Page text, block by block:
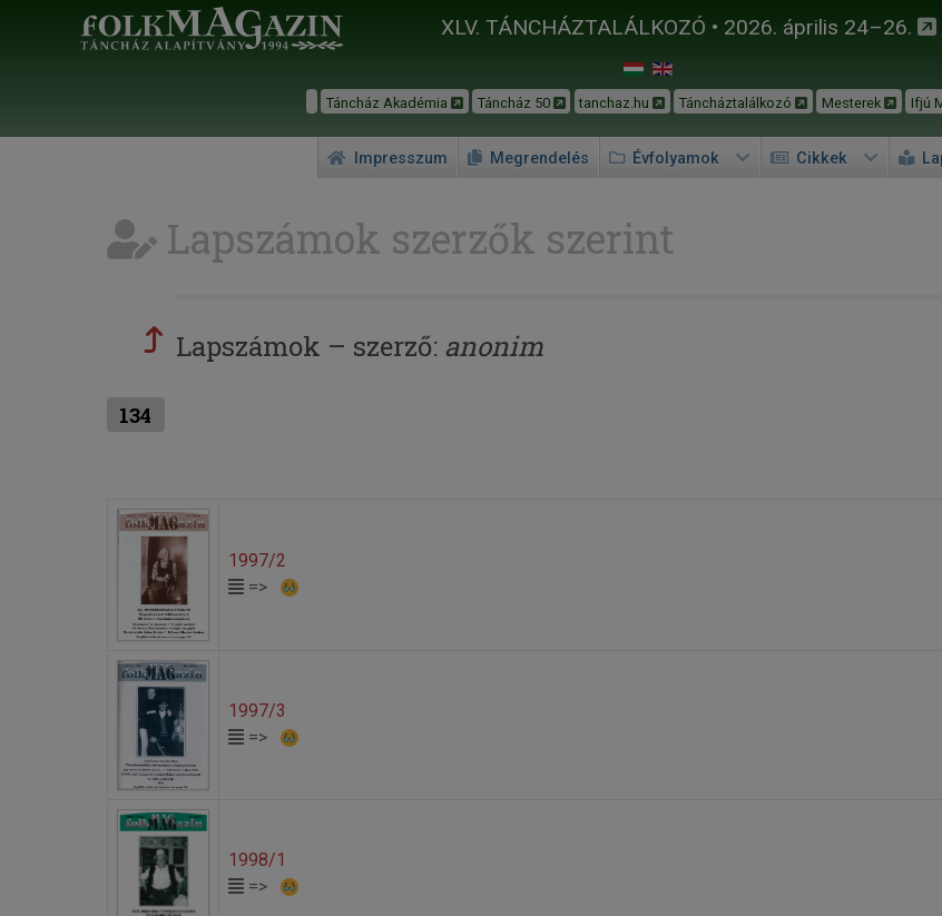
XLV. TÁNCHÁZTALÁLKOZÓ • 2026. április 24–26.
Táncház Akadémia Táncház 50 tanchaz.hu Táncháztalálkozó Mesterek Ifjú
Impresszum Megrendelés Évfolyamok Cikkek
Lapszámok szerzők szerint
Lapszámok – szerző: anonim
134
1997/2
=>
1997/3
=>
1998/1
=>